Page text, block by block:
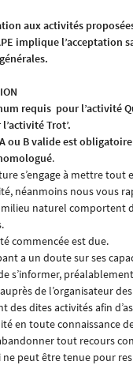
aux activités
implique l’acceptation
requis pour l’activité
Trot’.
ou B valide est
.
s’engage à mettre
néanmoins nous vous
naturel comportent
commencée est due.
a un doute sur ses
s’informer,
de l’organisateur
des dites activités afin
en toute connaissance
tout recours
ne peut être tenue pour